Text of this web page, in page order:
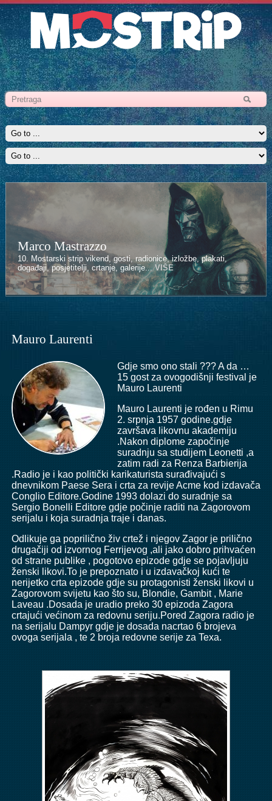
Marco Mastrazzo
10. Mostarski strip vikend, gosti, radionice, izložbe, plakati,
događaji, posjetitelji, crtanje, galerije...VIŠE
Mauro Laurenti
Gdje smo ono stali ??? A da …
15 gost za ovogodišnji festival je
Mauro Laurenti
Mauro Laurenti je rođen u Rimu
2. srpnja 1957 godine.gdje
završava likovnu akademiju
.Nakon diplome započinje
suradnju sa studijem Leonetti ,a
zatim radi za Renza Barbierija
.Radio je i kao politički karikaturista surađivajući s
dnevnikom Paese Sera i crta za revije Acme kod izdavača
Conglio Editore.Godine 1993 dolazi do suradnje sa
Sergio Bonelli Editore gdje počinje raditi na Zagorovom
serijalu i koja suradnja traje i danas.
Odlikuje ga poprilično živ crtež i njegov Zagor je prilično
drugačiji od izvornog Ferrijevog ,ali jako dobro prihvaćen
od strane publike , pogotovo epizode gdje se pojavljuju
ženski likovi.To je prepoznato i u izdavačkoj kući te
nerijetko crta epizode gdje su protagonisti ženski likovi u
Zagorovom svijetu kao što su, Blondie, Gambit , Marie
Laveau .Dosada je uradio preko 30 epizoda Zagora
crtajući većinom za redovnu seriju.Pored Zagora radio je
na serijalu Dampyr gdje je dosada nacrtao 6 brojeva
ovoga serijala , te 2 broja redovne serije za Texa.